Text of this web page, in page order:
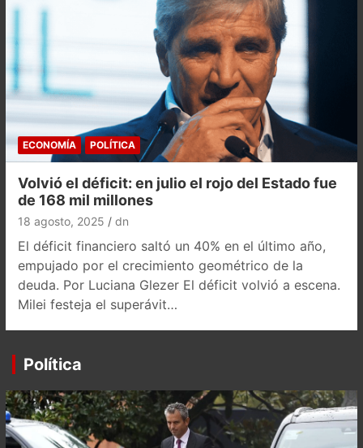
ECONOMÍA POLÍTICA
Volvió el déficit: en julio el rojo del Estado fue
de 168 mil millones
18 agosto, 2025 dn
El déficit financiero saltó un 40% en el último año,
empujado por el crecimiento geométrico de la
deuda. Por Luciana Glezer El déficit volvió a escena.
Milei festeja el superávit…
Política